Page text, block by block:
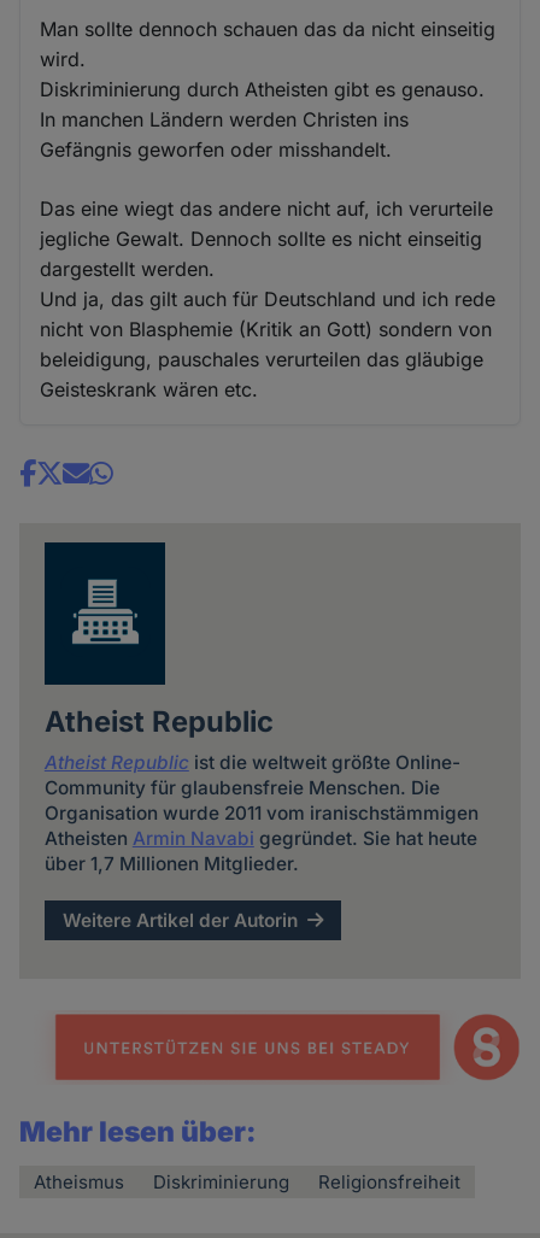
Man sollte dennoch schauen das da nicht einseitig
wird.
Diskriminierung durch Atheisten gibt es genauso.
In manchen Ländern werden Christen ins
Gefängnis geworfen oder misshandelt.
Das eine wiegt das andere nicht auf, ich verurteile
jegliche Gewalt. Dennoch sollte es nicht einseitig
dargestellt werden.
Und ja, das gilt auch für Deutschland und ich rede
nicht von Blasphemie (Kritik an Gott) sondern von
beleidigung, pauschales verurteilen das gläubige
Geisteskrank wären etc.
Share
Atheist Republic
Atheist Republic ist die weltweit größte Online-
Community für glaubensfreie Menschen. Die
Organisation wurde 2011 vom iranischstämmigen
Atheisten Armin Navabi gegründet. Sie hat heute
über 1,7 Millionen Mitglieder.
Weitere Artikel der Autorin
Mehr lesen über:
Atheismus Diskriminierung Religionsfreiheit